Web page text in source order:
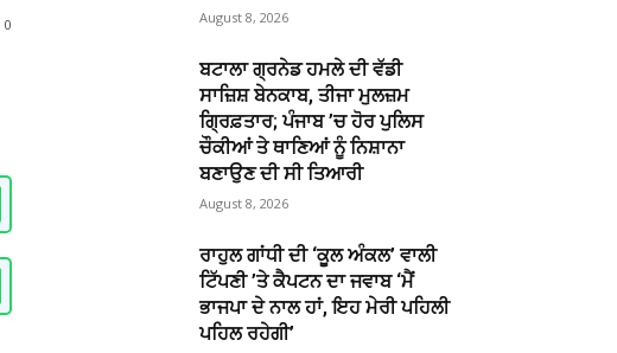
0 August 8, 2026
ਬਟਾਲਾ ਗ੍ਰਨੇਡ ਹਮਲੇ ਦੀ ਵੱਡੀ
ਸਾਜ਼ਿਸ਼ ਬੇਨਕਾਬ, ਤੀਜਾ ਮੁਲਜ਼ਮ
ਗ੍ਰਿਫ਼ਤਾਰ; ਪੰਜਾਬ ’ਚ ਹੋਰ ਪੁਲਿਸ
ਚੌਕੀਆਂ ਤੇ ਥਾਣਿਆਂ ਨੂੰ ਨਿਸ਼ਾਨਾ
ਬਣਾਉਣ ਦੀ ਸੀ ਤਿਆਰੀ
August 8, 2026
ਰਾਹੁਲ ਗਾਂਧੀ ਦੀ ‘ਕੂਲ ਅੰਕਲ’ ਵਾਲੀ
ਟਿੱਪਣੀ ’ਤੇ ਕੈਪਟਨ ਦਾ ਜਵਾਬ ‘ਮੈਂ
ਭਾਜਪਾ ਦੇ ਨਾਲ ਹਾਂ, ਇਹ ਮੇਰੀ ਪਹਿਲੀ
ਪਹਿਲ ਰਹੇਗੀ’